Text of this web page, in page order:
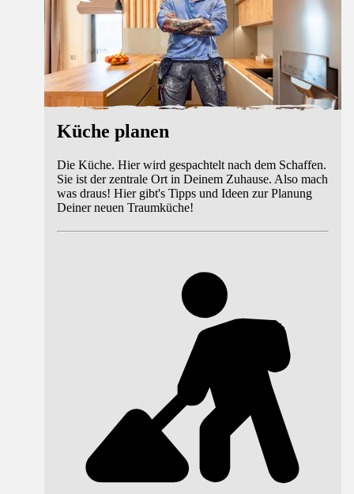
Küche planen
Die Küche. Hier wird gespachtelt nach dem Schaffen.
Sie ist der zentrale Ort in Deinem Zuhause. Also mach
was draus! Hier gibt's Tipps und Ideen zur Planung
Deiner neuen Traumküche!